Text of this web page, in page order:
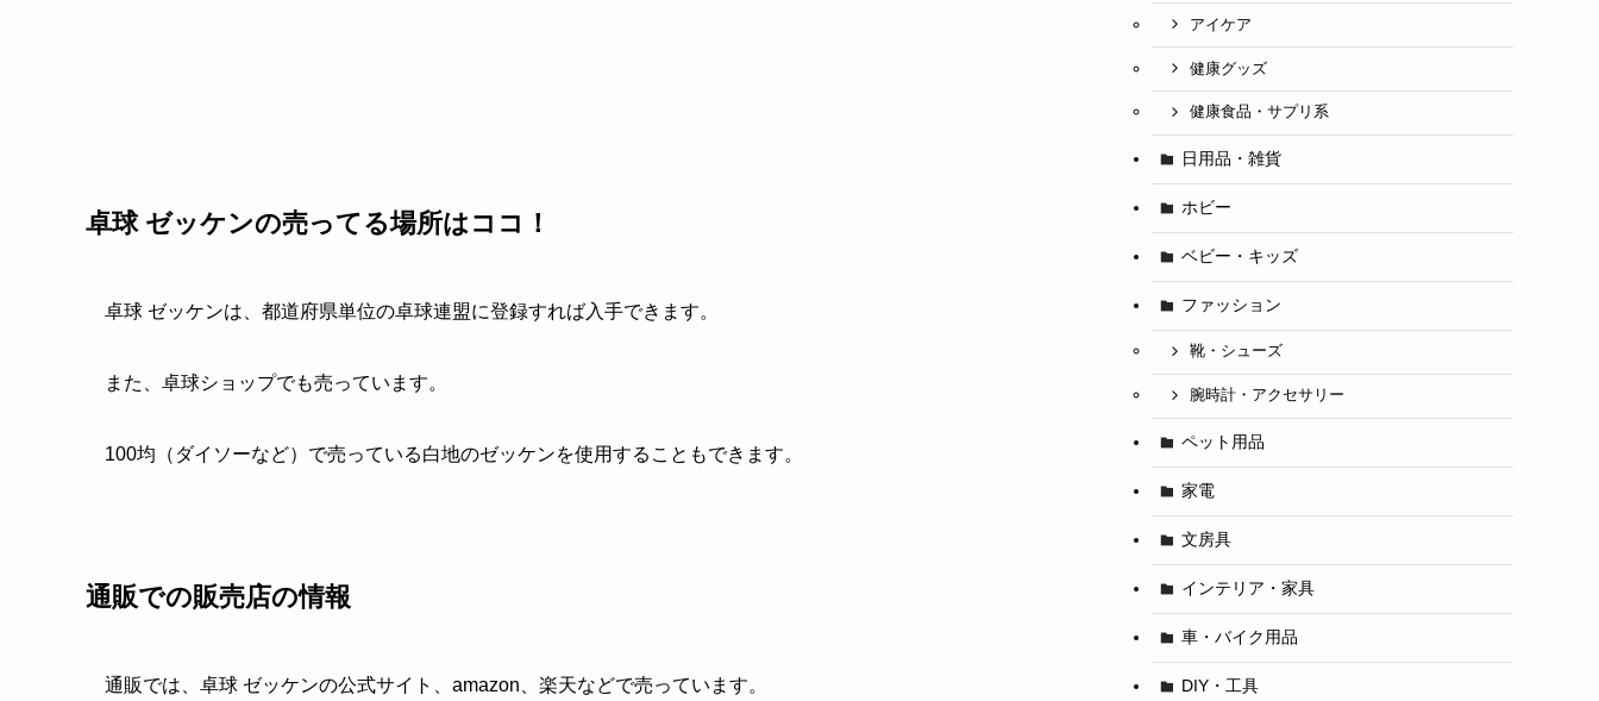
卓球 ゼッケンの売ってる場所はココ！
卓球 ゼッケンは、都道府県単位の卓球連盟に登録すれば入手できます。
また、卓球ショップでも売っています。
100均（ダイソーなど）で売っている白地のゼッケンを使用することもできます。
通販での販売店の情報
通販では、卓球 ゼッケンの公式サイト、amazon、楽天などで売っています。
アイケア
健康グッズ
健康食品・サプリ系
日用品・雑貨
ホビー
ベビー・キッズ
ファッション
靴・シューズ
腕時計・アクセサリー
ペット用品
家電
文房具
インテリア・家具
車・バイク用品
DIY・工具